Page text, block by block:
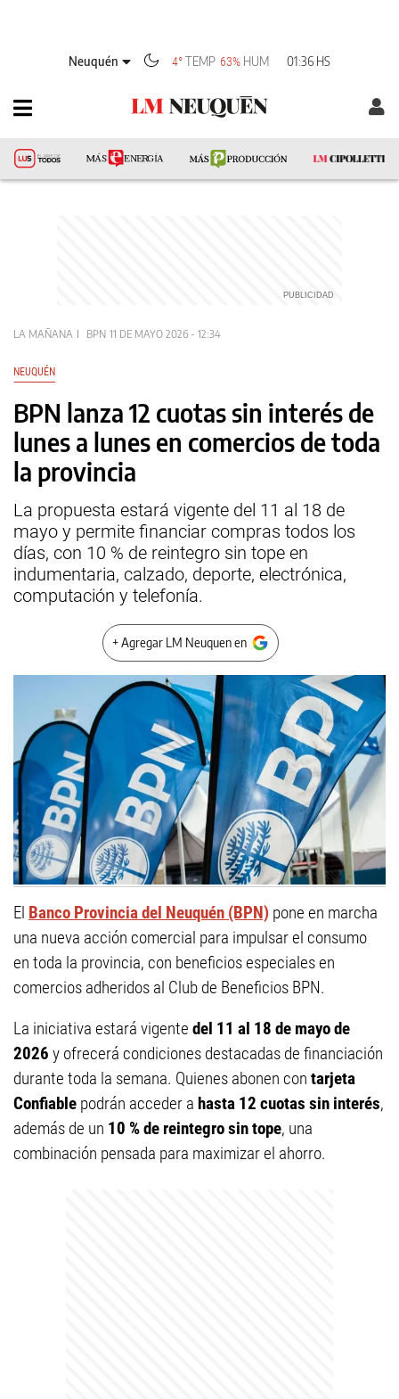
Neuquén 4° TEMP 63% HUM 01:36 HS
LA MAÑANA BPN 11 DE MAYO 2026 - 12:34
NEUQUÉN
BPN lanza 12 cuotas sin interés de
lunes a lunes en comercios de toda
la provincia
La propuesta estará vigente del 11 al 18 de
mayo y permite financiar compras todos los
días, con 10 % de reintegro sin tope en
indumentaria, calzado, deporte, electrónica,
computación y telefonía.
+ Agregar LM Neuquen en
El Banco Provincia del Neuquén (BPN) pone en marcha
una nueva acción comercial para impulsar el consumo
en toda la provincia, con beneficios especiales en
comercios adheridos al Club de Beneficios BPN.
La iniciativa estará vigente del 11 al 18 de mayo de
2026 y ofrecerá condiciones destacadas de financiación
durante toda la semana. Quienes abonen con tarjeta
Confiable podrán acceder a hasta 12 cuotas sin interés,
además de un 10 % de reintegro sin tope, una
combinación pensada para maximizar el ahorro.